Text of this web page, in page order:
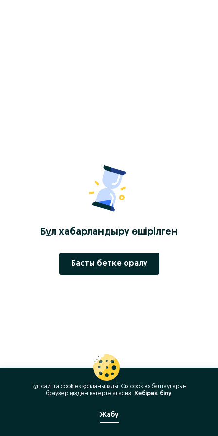
Бұл хабарландыру өшірілген
Басты бетке оралу
Бұл сайтта cookies қолданылады. Сіз cookies баптауларын
браузеріңізден өзгерте аласыз. Көбірек білу
Жабу